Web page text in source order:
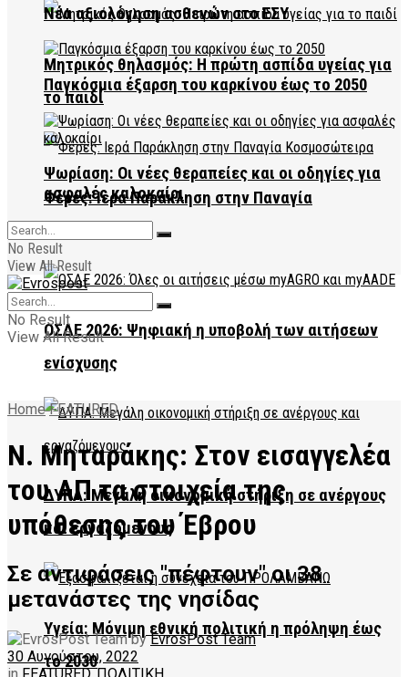
Μητρικός θηλασμός: Η πρώτη ασπίδα υγείας για
το παιδί
Φέρες: Ιερά Παράκληση στην Παναγία
Κοσμοσώτειρα
ΟΣΔΕ 2026: Ψηφιακή η υποβολή των αιτήσεων
ενίσχυσης
ΔΥΠΑ: Μεγάλη οικονομική στήριξη σε ανέργους
και εργαζόμενους
Υγεία: Μόνιμη εθνική πολιτική η πρόληψη έως
το 2030
Νέα αξιολόγηση ασθενών στο ΕΣΥ
Παγκόσμια έξαρση του καρκίνου έως το 2050
Ψωρίαση: Οι νέες θεραπείες και οι οδηγίες για
ασφαλές καλοκαίρι
No Result
View All Result
No Result
View All Result
Home FEATURED
Ν. Μηταράκης: Στον εισαγγελέα
του ΑΠ τα στοιχεία της
υπόθεσης του Έβρου
Σε αντιφάσεις "πέφτουν" οι 38
μετανάστες της νησίδας
by EvrosPost Team
30 Αυγούστου, 2022